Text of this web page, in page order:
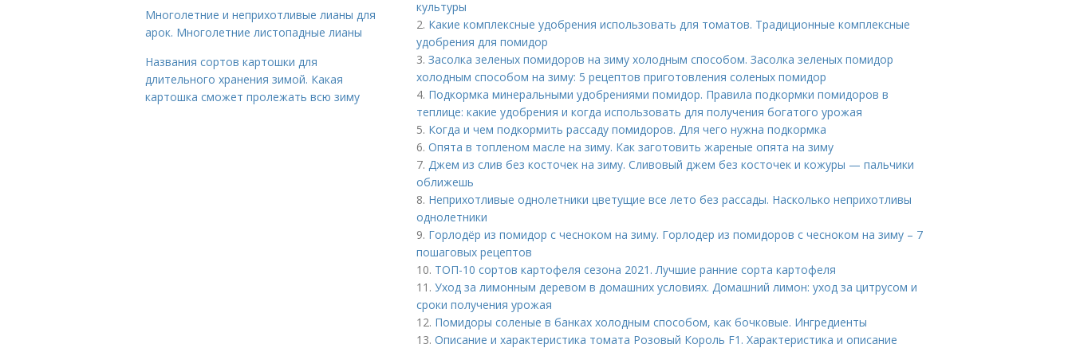
культуры
2. Какие комплексные удобрения использовать для томатов. Традиционные комплексные
удобрения для помидор
3. Засолка зеленых помидоров на зиму холодным способом. Засолка зеленых помидор
холодным способом на зиму: 5 рецептов приготовления соленых помидор
4. Подкормка минеральными удобрениями помидор. Правила подкормки помидоров в
теплице: какие удобрения и когда использовать для получения богатого урожая
5. Когда и чем подкормить рассаду помидоров. Для чего нужна подкормка
6. Опята в топленом масле на зиму. Как заготовить жареные опята на зиму
7. Джем из слив без косточек на зиму. Сливовый джем без косточек и кожуры — пальчики
оближешь
8. Неприхотливые однолетники цветущие все лето без рассады. Насколько неприхотливы
однолетники
9. Горлодёр из помидор с чесноком на зиму. Горлодер из помидоров с чесноком на зиму – 7
пошаговых рецептов
10. ТОП-10 сортов картофеля сезона 2021. Лучшие ранние сорта картофеля
11. Уход за лимонным деревом в домашних условиях. Домашний лимон: уход за цитрусом и
сроки получения урожая
12. Помидоры соленые в банках холодным способом, как бочковые. Ингредиенты
13. Описание и характеристика томата Розовый Король F1. Характеристика и описание
Многолетние и неприхотливые лианы для
арок. Многолетние листопадные лианы
Названия сортов картошки для
длительного хранения зимой. Какая
картошка сможет пролежать всю зиму